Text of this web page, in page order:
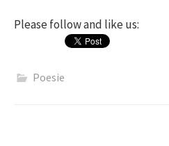
Please follow and like us:
Poesie